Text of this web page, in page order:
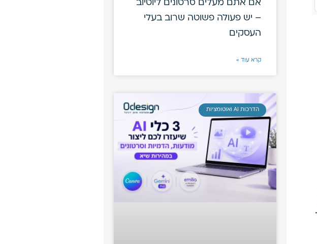
אם אתם מעלים סרטונים ליוטיוב
– יש פעולה פשוטה שרוב בעלי
העסקים
קרא עוד »
הדרכות AI ואוטומציות